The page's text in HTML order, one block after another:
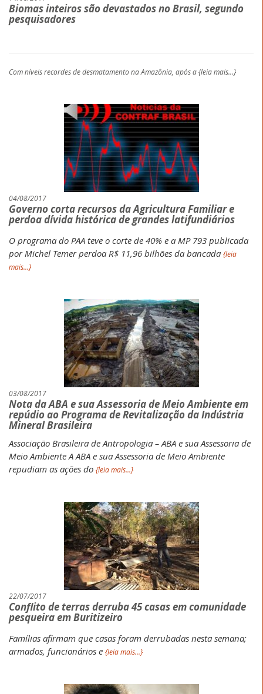
Biomas inteiros são devastados no Brasil, segundo
pesquisadores
Com níveis recordes de desmatamento na Amazônia, após a{leia mais...}
04/08/2017
Governo corta recursos da Agricultura Familiar e
perdoa dívida histórica de grandes latifundiários
O programa do PAA teve o corte de 40% e a MP 793 publicada
por Michel Temer perdoa R$ 11,96 bilhões da bancada {leia
mais...}
03/08/2017
Nota da ABA e sua Assessoria de Meio Ambiente em
repúdio ao Programa de Revitalização da Indústria
Mineral Brasileira
Associação Brasileira de Antropologia – ABA e sua Assessoria de
Meio Ambiente A ABA e sua Assessoria de Meio Ambiente
repudiam as ações do {leia mais...}
22/07/2017
Conflito de terras derruba 45 casas em comunidade
pesqueira em Buritizeiro
Famílias afirmam que casas foram derrubadas nesta semana;
armados, funcionários e {leia mais...}